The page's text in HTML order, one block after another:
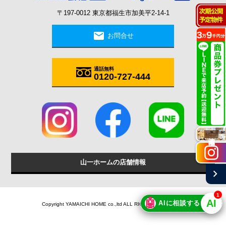
〒197-0012 東京都福生市加美平2-14-1
mail お問合せ
通話無料
0120-727-444
山一ホームの店舗情報
Copyright YAMAICHI HOME co.,ltd ALL RIGHTS RESERVED.
施工実例
chevron_right
🤖 AIに相談する AI
1